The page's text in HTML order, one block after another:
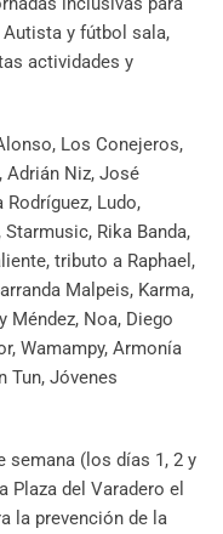
y fútbol sala,
actividades y
Los Conejeros,
Adrián Niz, José
Ludo,
Rika Banda,
tributo a Raphael,
Malpeis, Karma,
Méndez, Noa, Diego
Wamampy, Armonía
Tun, Jóvenes
semana (los días 1, 2 y
Plaza del Varadero el
la prevención de la